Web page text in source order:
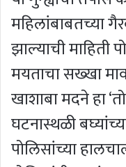
महिलांबाबतच्या
झाल्याची माहिती
मयताचा सख्खा
खाशाबा मदने हा
घटनास्थळी
पोलिसांच्या